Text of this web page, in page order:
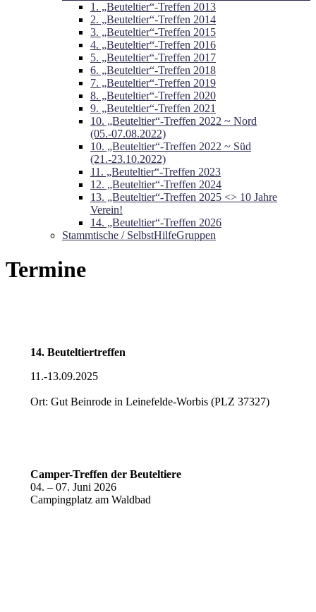
1. „Beuteltier“-Treffen 2013
2. „Beuteltier“-Treffen 2014
3. „Beuteltier“-Treffen 2015
4. „Beuteltier“-Treffen 2016
5. „Beuteltier“-Treffen 2017
6. „Beuteltier“-Treffen 2018
7. „Beuteltier“-Treffen 2019
8. „Beuteltier“-Treffen 2020
9. „Beuteltier“-Treffen 2021
10. „Beuteltier“-Treffen 2022 ~ Nord
(05.-07.08.2022)
10. „Beuteltier“-Treffen 2022 ~ Süd
(21.-23.10.2022)
11. „Beuteltier“-Treffen 2023
12. „Beuteltier“-Treffen 2024
13. „Beuteltier“-Treffen 2025 <> 10 Jahre
Verein!
14. „Beuteltier“-Treffen 2026
Stammtische / SelbstHilfeGruppen
Termine
14. Beuteltiertreffen
11.-13.09.2025
Ort: Gut Beinrode in Leinefelde-Worbis (PLZ 37327)
Camper-Treffen der Beuteltiere
04. – 07. Juni 2026
Campingplatz am Waldbad